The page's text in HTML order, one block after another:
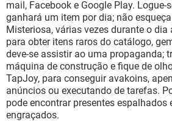
mail, Facebook e Google Play. Logue-
ganhará um item por dia; não
Misteriosa, várias vezes durante o dia
para obter itens raros do catálogo,
deve-se assistir ao uma propaganda;
máquina de construção e fique de
TapJoy, para conseguir avakoins,
anúncios ou executando de tarefas.
pode encontrar presentes espalhados
engraçados.